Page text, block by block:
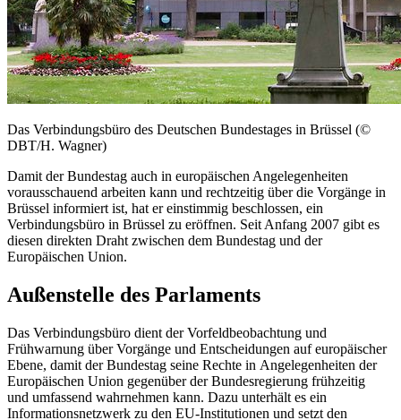
Das Verbindungsbüro des Deutschen Bundestages in Brüssel (©
DBT/H. Wagner)
Damit der Bundestag auch in europäischen Angelegenheiten
vorausschauend arbeiten kann und rechtzeitig über die Vorgänge in
Brüssel informiert ist, hat er einstimmig beschlossen, ein
Verbindungsbüro in Brüssel zu eröffnen. Seit Anfang 2007 gibt es
diesen direkten Draht zwischen dem Bundestag und der
Europäischen Union.
Außenstelle des Parlaments
Das Verbindungsbüro dient der Vorfeldbeobachtung und
Frühwarnung über Vorgänge und Entscheidungen auf europäischer
Ebene, damit der Bundestag seine Rechte in Angelegenheiten der
Europäischen Union gegenüber der Bundesregierung frühzeitig
und umfassend wahrnehmen kann. Dazu unterhält es ein
Informationsnetzwerk zu den EU-Institutionen und setzt den